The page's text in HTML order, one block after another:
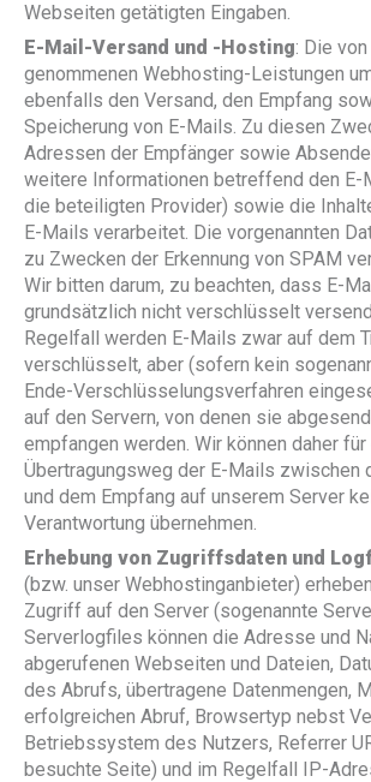
Webseiten getätigten Eingaben.
E-Mail-Versand und -Hosting: Die
genommenen Webhosting-Leistungen
ebenfalls den Versand, den Empfang
Speicherung von E-Mails. Zu diesen
Adressen der Empfänger sowie
weitere Informationen betreffend den E-
die beteiligten Provider) sowie die
E-Mails verarbeitet. Die vorgenannten
zu Zwecken der Erkennung von SPAM
Wir bitten darum, zu beachten, dass E-
grundsätzlich nicht verschlüsselt
Regelfall werden E-Mails zwar auf dem
verschlüsselt, aber (sofern kein
Ende-Verschlüsselungsverfahren
auf den Servern, von denen sie
empfangen werden. Wir können daher für
Übertragungsweg der E-Mails zwischen
und dem Empfang auf unserem Server
Verantwortung übernehmen.
Erhebung von Zugriffsdaten und
(bzw. unser Webhostinganbieter)
Zugriff auf den Server (sogenannte
Serverlogfiles können die Adresse und
abgerufenen Webseiten und Dateien,
des Abrufs, übertragene Datenmengen,
erfolgreichen Abruf, Browsertyp nebst
Betriebssystem des Nutzers, Referrer
besuchte Seite) und im Regelfall IP-